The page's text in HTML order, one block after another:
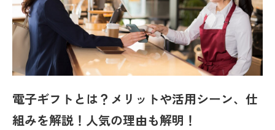
電子ギフトとは？メリットや活用シーン、仕
組みを解説！人気の理由も解明！